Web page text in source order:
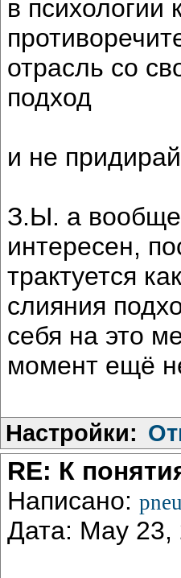
в психологии
отрасль со
подход
и не
З.Ы. а вообще
интересен,
трактуется
слияния
себя на это
момент ещё
Настройки:
RE: К
Написано:
Дата: May 23,